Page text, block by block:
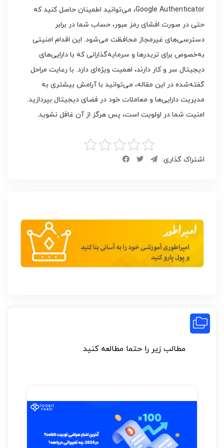
Google Authenticator، می‌توانید اطمینان حاصل کنید که
حتی در صورت افشای رمز عبور، حساب شما در برابر
دسترسی‌های غیرمجاز محافظت می‌شود. این اقدام امنیتی
به‌خصوص برای تریدرها و سرمایه‌گذارانی که با دارایی‌های
دیجیتال سر و کار دارند، اهمیت ویژه‌ای دارد. با رعایت مراحل
گفته‌شده در این مقاله، می‌توانید با آرامش بیشتری به
مدیریت دارایی‌ها و معاملات خود در فضای دیجیتال بپردازید.
امنیت شما در اولویت است، پس هرگز از آن غافل نشوید.
اشتراک گذاری:
مطالب زیر را حتما مطالعه کنید